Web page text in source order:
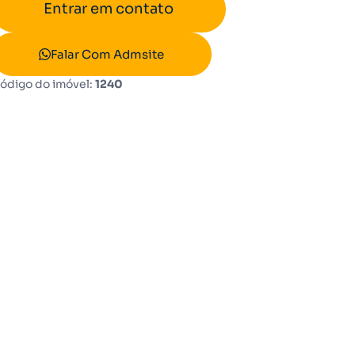
Entrar em contato
Falar Com Admsite
do imóvel:1240